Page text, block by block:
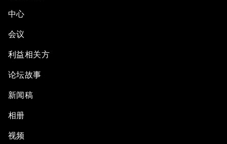
中心
会议
利益相关方
论坛故事
新闻稿
相册
视频